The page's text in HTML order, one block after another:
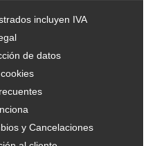
incluyen IVA
de datos
y Cancelaciones